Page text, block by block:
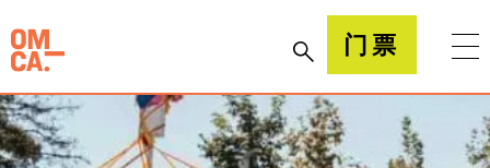
到
内
容
加州奥克兰博物馆(OMCA) 门票